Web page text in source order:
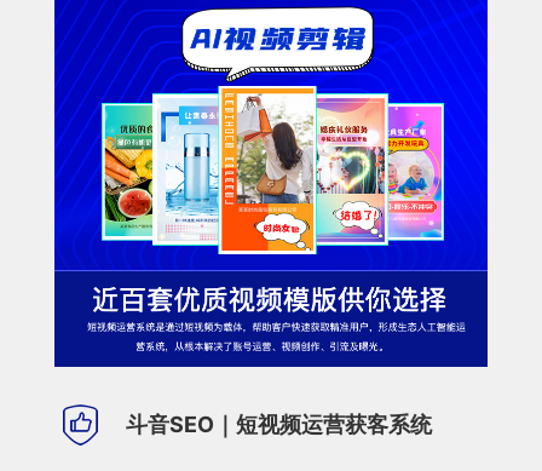
斗音SEO｜短视频运营获客系统